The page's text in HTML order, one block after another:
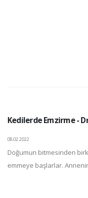
Kedilerde Emzirme -
08.02.2022
Doğumun bitmesinden
emmeye başlarlar.